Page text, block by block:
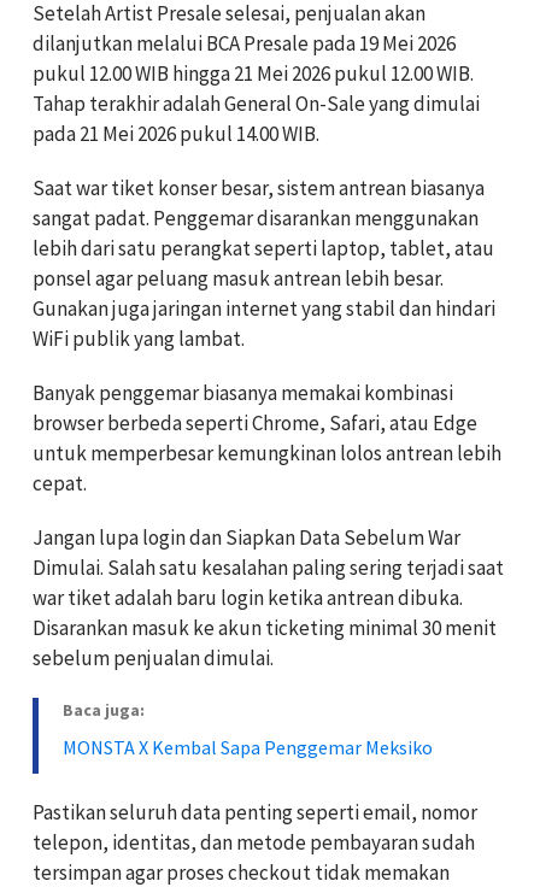
Setelah Artist Presale selesai, penjualan akan
dilanjutkan melalui BCA Presale pada 19 Mei 2026
pukul 12.00 WIB hingga 21 Mei 2026 pukul 12.00 WIB.
Tahap terakhir adalah General On-Sale yang dimulai
pada 21 Mei 2026 pukul 14.00 WIB.
Saat war tiket konser besar, sistem antrean biasanya
sangat padat. Penggemar disarankan menggunakan
lebih dari satu perangkat seperti laptop, tablet, atau
ponsel agar peluang masuk antrean lebih besar.
Gunakan juga jaringan internet yang stabil dan hindari
WiFi publik yang lambat.
Banyak penggemar biasanya memakai kombinasi
browser berbeda seperti Chrome, Safari, atau Edge
untuk memperbesar kemungkinan lolos antrean lebih
cepat.
Jangan lupa login dan Siapkan Data Sebelum War
Dimulai. Salah satu kesalahan paling sering terjadi saat
war tiket adalah baru login ketika antrean dibuka.
Disarankan masuk ke akun ticketing minimal 30 menit
sebelum penjualan dimulai.
Baca juga:
MONSTA X Kembal Sapa Penggemar Meksiko
Pastikan seluruh data penting seperti email, nomor
telepon, identitas, dan metode pembayaran sudah
tersimpan agar proses checkout tidak memakan